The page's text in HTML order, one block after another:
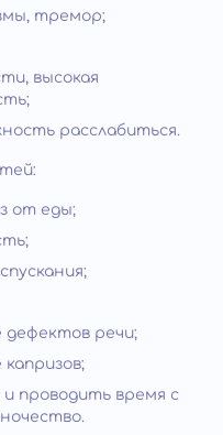
тремор;
высокая
расслабиться.
от еды;
дефектов речи;
проводить время с